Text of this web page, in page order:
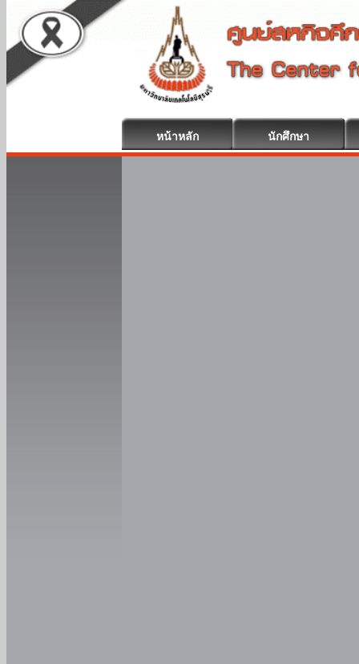
หน้าหลัก นักศึกษา